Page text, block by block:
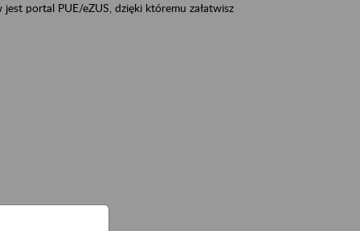
portal PUE/eZUS, dzięki któremu załatwisz